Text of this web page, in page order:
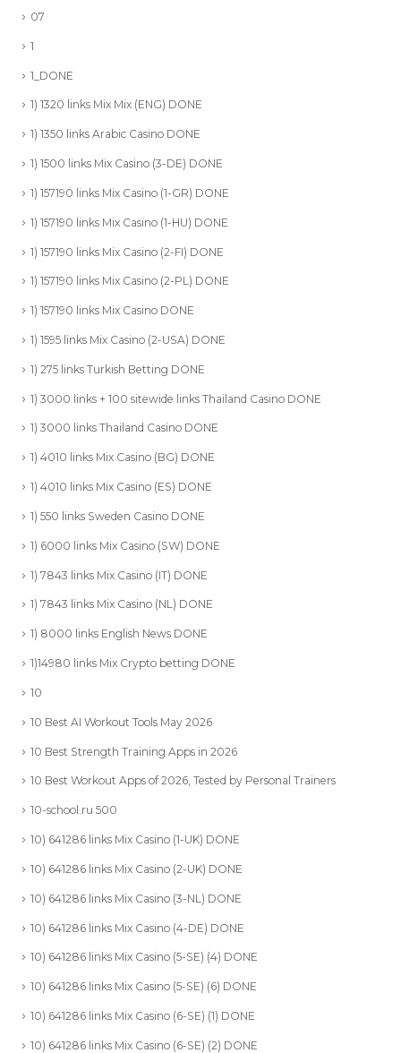
07
1
1_DONE
1) 1320 links Mix Mix (ENG) DONE
1) 1350 links Arabic Casino DONE
1) 1500 links Mix Casino (3-DE) DONE
1) 157190 links Mix Casino (1-GR) DONE
1) 157190 links Mix Casino (1-HU) DONE
1) 157190 links Mix Casino (2-FI) DONE
1) 157190 links Mix Casino (2-PL) DONE
1) 157190 links Mix Casino DONE
1) 1595 links Mix Casino (2-USA) DONE
1) 275 links Turkish Betting DONE
1) 3000 links + 100 sitewide links Thailand Casino DONE
1) 3000 links Thailand Casino DONE
1) 4010 links Mix Casino (BG) DONE
1) 4010 links Mix Casino (ES) DONE
1) 550 links Sweden Casino DONE
1) 6000 links Mix Casino (SW) DONE
1) 7843 links Mix Casino (IT) DONE
1) 7843 links Mix Casino (NL) DONE
1) 8000 links English News DONE
1)14980 links Mix Crypto betting DONE
10
10 Best AI Workout Tools May 2026
10 Best Strength Training Apps in 2026
10 Best Workout Apps of 2026, Tested by Personal Trainers
10-school.ru 500
10) 641286 links Mix Casino (1-UK) DONE
10) 641286 links Mix Casino (2-UK) DONE
10) 641286 links Mix Casino (3-NL) DONE
10) 641286 links Mix Casino (4-DE) DONE
10) 641286 links Mix Casino (5-SE) (4) DONE
10) 641286 links Mix Casino (5-SE) (6) DONE
10) 641286 links Mix Casino (6-SE) (1) DONE
10) 641286 links Mix Casino (6-SE) (2) DONE